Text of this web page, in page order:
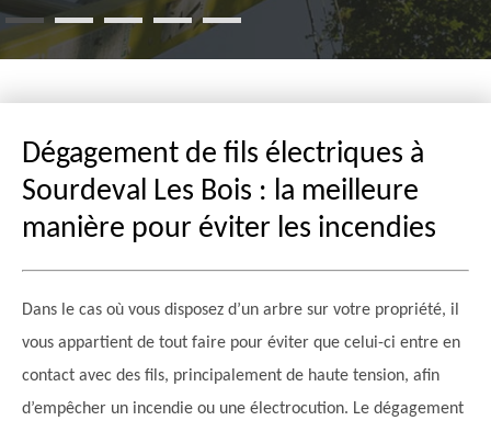
Dégagement de fils électriques à
Sourdeval Les Bois : la meilleure
manière pour éviter les incendies
Dans le cas où vous disposez d’un arbre sur votre propriété, il
vous appartient de tout faire pour éviter que celui-ci entre en
contact avec des fils, principalement de haute tension, afin
d’empêcher un incendie ou une électrocution. Le dégagement